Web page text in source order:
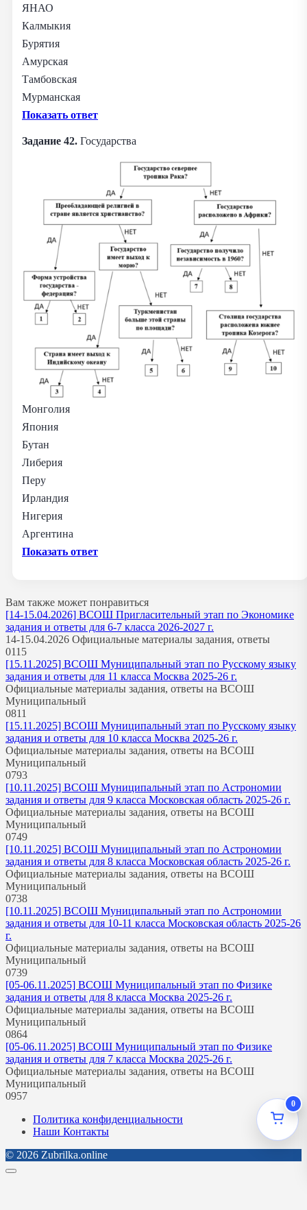
ЯНАО
Калмыкия
Бурятия
Амурская
Тамбовская
Мурманская
Показать ответ
Задание 42. Государства
Монголия
Япония
Бутан
Либерия
Перу
Ирландия
Нигерия
Аргентина
Показать ответ
Вам также может понравиться
[14-15.04.2026] ВСОШ Пригласительный этап по Экономике
задания и ответы для 6-7 класса 2026-2027 г.
14-15.04.2026 Официальные материалы задания, ответы
0115
[15.11.2025] ВСОШ Муниципальный этап по Русскому языку
задания и ответы для 11 класса Москва 2025-26 г.
Официальные материалы задания, ответы на ВСОШ
Муниципальный
0811
[15.11.2025] ВСОШ Муниципальный этап по Русскому языку
задания и ответы для 10 класса Москва 2025-26 г.
Официальные материалы задания, ответы на ВСОШ
Муниципальный
0793
[10.11.2025] ВСОШ Муниципальный этап по Астрономии
задания и ответы для 9 класса Московская область 2025-26 г.
Официальные материалы задания, ответы на ВСОШ
Муниципальный
0749
[10.11.2025] ВСОШ Муниципальный этап по Астрономии
задания и ответы для 8 класса Московская область 2025-26 г.
Официальные материалы задания, ответы на ВСОШ
Муниципальный
0738
[10.11.2025] ВСОШ Муниципальный этап по Астрономии
задания и ответы для 10-11 класса Московская область 2025-26
г.
Официальные материалы задания, ответы на ВСОШ
Муниципальный
0739
[05-06.11.2025] ВСОШ Муниципальный этап по Физике
задания и ответы для 8 класса Москва 2025-26 г.
Официальные материалы задания, ответы на ВСОШ
Муниципальный
0864
[05-06.11.2025] ВСОШ Муниципальный этап по Физике
задания и ответы для 7 класса Москва 2025-26 г.
Официальные материалы задания, ответы на ВСОШ
Муниципальный
0957
Политика конфиденциальности
Наши Контакты
© 2026 Zubrilka.online
0